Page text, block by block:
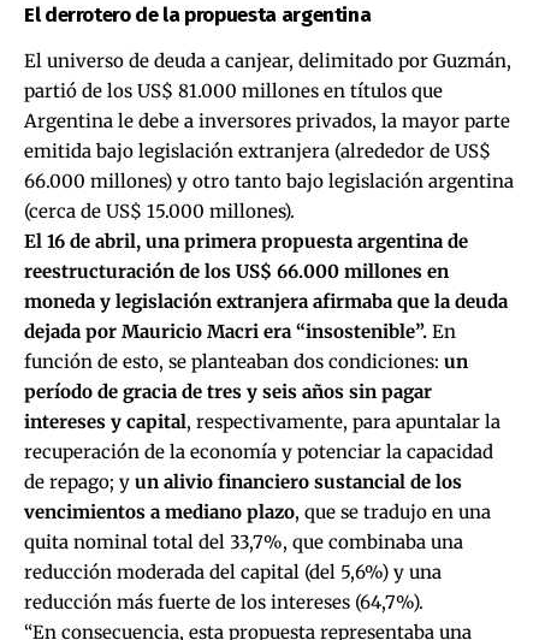
El derrotero de la propuesta argentina
El universo de deuda a canjear, delimitado por Guzmán,
partió de los US$ 81.000 millones en títulos que
Argentina le debe a inversores privados, la mayor parte
emitida bajo legislación extranjera (alrededor de US$
66.000 millones) y otro tanto bajo legislación argentina
(cerca de US$ 15.000 millones).
El 16 de abril, una primera propuesta argentina de
reestructuración de los US$ 66.000 millones en
moneda y legislación extranjera afirmaba que la deuda
dejada por Mauricio Macri era “insostenible”. En
función de esto, se planteaban dos condiciones: un
período de gracia de tres y seis años sin pagar
intereses y capital, respectivamente, para apuntalar la
recuperación de la economía y potenciar la capacidad
de repago; y un alivio financiero sustancial de los
vencimientos a mediano plazo, que se tradujo en una
quita nominal total del 33,7%, que combinaba una
reducción moderada del capital (del 5,6%) y una
reducción más fuerte de los intereses (64,7%).
“En consecuencia, esta propuesta representaba una